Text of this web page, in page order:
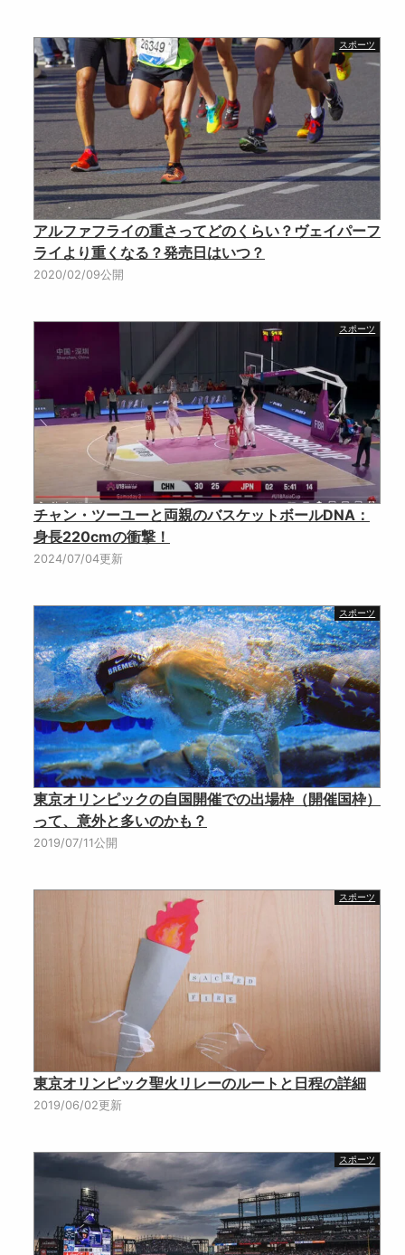
スポーツ
アルファフライの重さってどのくらい？ヴェイパーフ
ライより重くなる？発売日はいつ？
2020/02/09公開
スポーツ
チャン・ツーユーと両親のバスケットボールDNA：
身長220cmの衝撃！
2024/07/04更新
スポーツ
東京オリンピックの自国開催での出場枠（開催国枠）
って、意外と多いのかも？
2019/07/11公開
スポーツ
東京オリンピック聖火リレーのルートと日程の詳細
2019/06/02更新
スポーツ